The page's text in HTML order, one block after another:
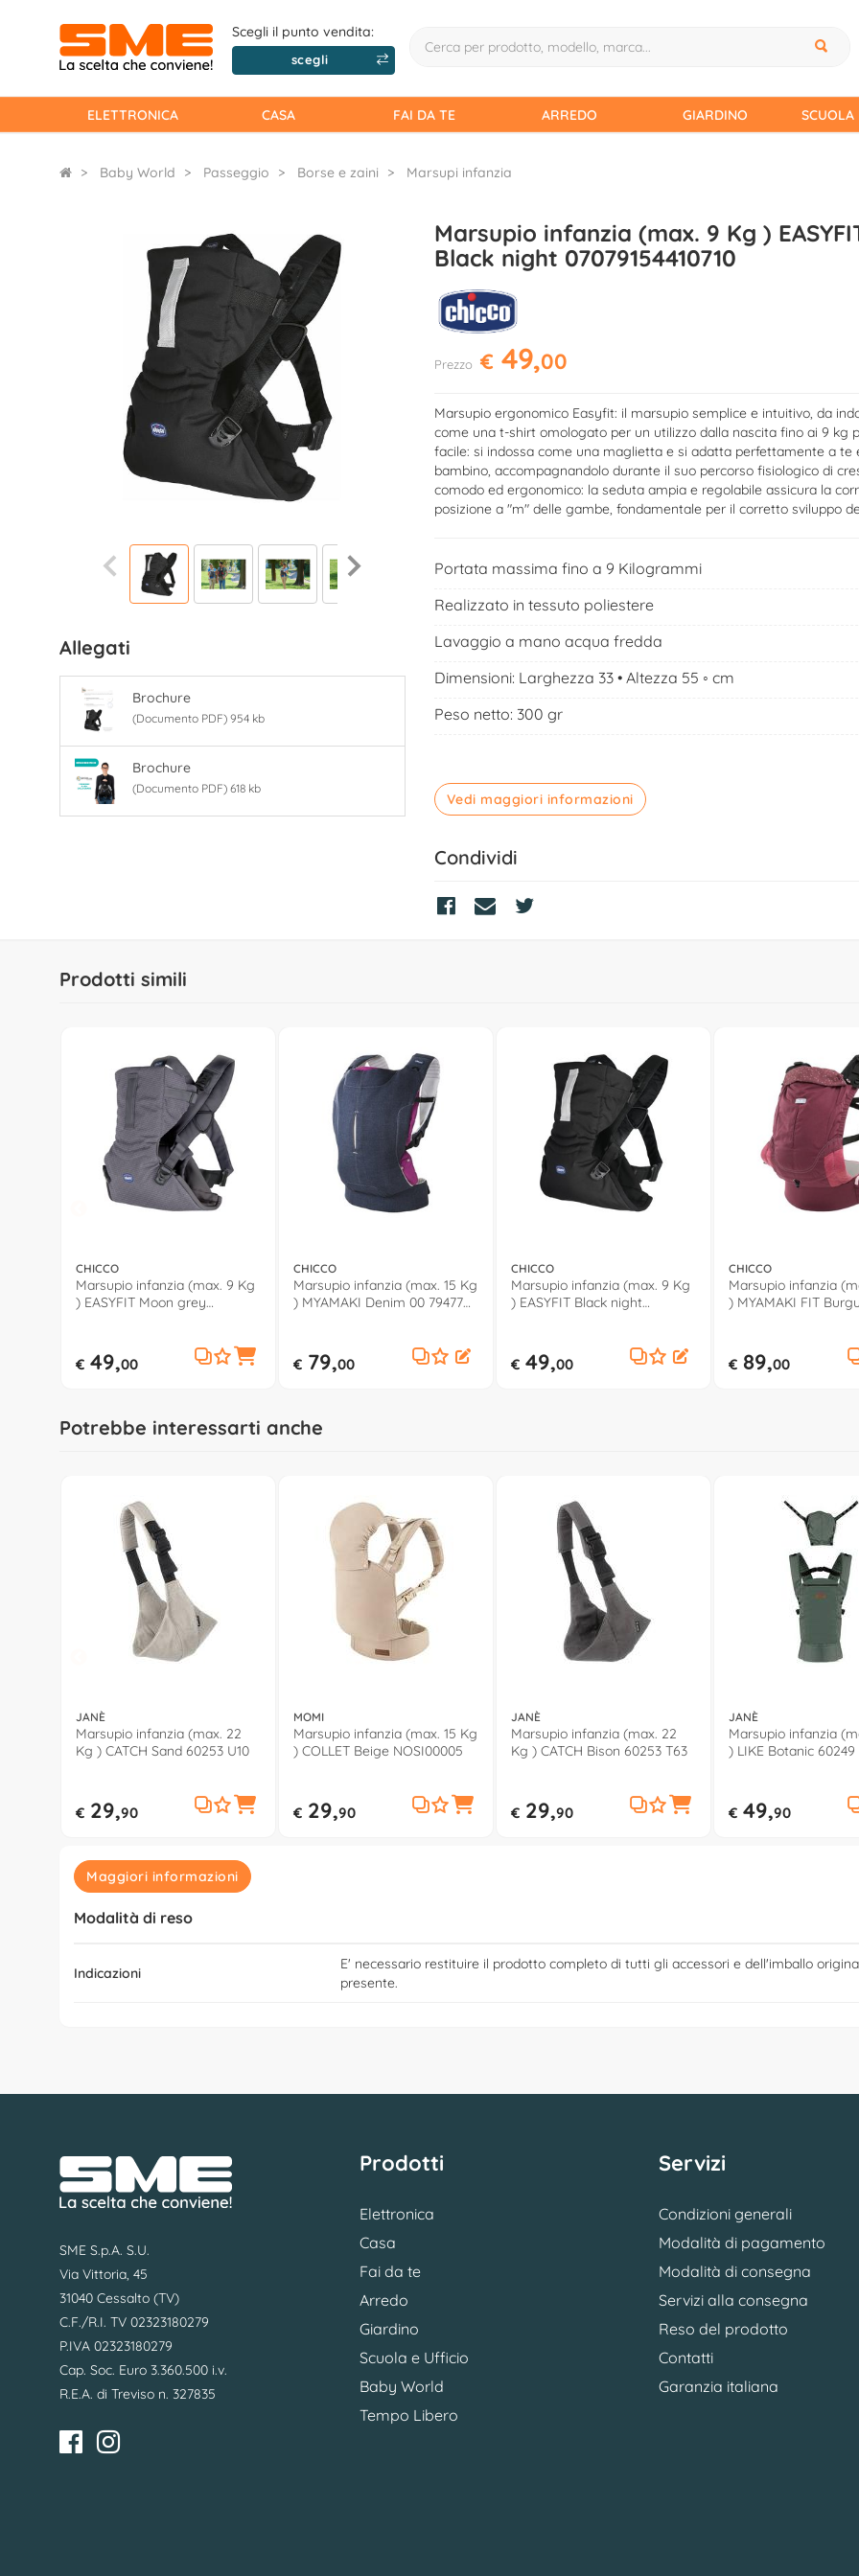
Scegli il punto vendita:
scegli
ELETTRONICA CASA FAI DA TE ARREDO GIARDINO SCUOLA
Baby World Passeggio Borse e zaini Marsupi infanzia
Allegati
Brochure
(Documento PDF) 954 kb
Brochure
(Documento PDF) 618 kb
Marsupio infanzia (max. 9 Kg )
Black night 07079154410710
Prezzo € 49,00
Marsupio ergonomico Easyfit: il marsupio semplice e intuitivo, da
come una t-shirt omologato per un utilizzo dalla nascita fino ai 9 kg
facile: si indossa come una maglietta e si adatta perfettamente a te
bambino, accompagnandolo durante il suo percorso fisiologico di
comodo ed ergonomico: la seduta ampia e regolabile assicura la
posizione a "m" delle gambe, fondamentale per il corretto sviluppo
Portata massima fino a 9 Kilogrammi
Realizzato in tessuto poliestere
Lavaggio a mano acqua fredda
Dimensioni: Larghezza 33 • Altezza 55 ◦ cm
Peso netto: 300 gr
Vedi maggiori informazioni
Condividi
Prodotti simili
CHICCO
Marsupio infanzia (max. 9 Kg
) EASYFIT Moon grey
€ 49,00
CHICCO
Marsupio infanzia (max. 15 Kg
) MYAMAKI Denim 00 79477
€ 79,00
CHICCO
Marsupio infanzia (max. 9 Kg
) EASYFIT Black night
€ 49,00
CHICCO
Marsupio infanzia
) MYAMAKI FIT
€ 89,00
Potrebbe interessarti anche
JANÈ
Marsupio infanzia (max. 22
Kg ) CATCH Sand 60253 U10
€ 29,90
MOMI
Marsupio infanzia (max. 15 Kg
) COLLET Beige NOSI00005
€ 29,90
JANÈ
Marsupio infanzia (max. 22
Kg ) CATCH Bison 60253 T63
€ 29,90
JANÈ
Marsupio infanzia
) LIKE Botanic 60249
€ 49,90
Maggiori informazioni
Modalità di reso
Indicazioni
E' necessario restituire il prodotto completo di tutti gli accessori e dell'imballo
presente.
SME S.p.A. S.U.
Via Vittoria, 45
31040 Cessalto (TV)
C.F./R.I. TV 02323180279
P.IVA 02323180279
Cap. Soc. Euro 3.360.500 i.v.
R.E.A. di Treviso n. 327835
Prodotti
Elettronica
Casa
Fai da te
Arredo
Giardino
Scuola e Ufficio
Baby World
Tempo Libero
Servizi
Condizioni generali
Modalità di pagamento
Modalità di consegna
Servizi alla consegna
Reso del prodotto
Contatti
Garanzia italiana